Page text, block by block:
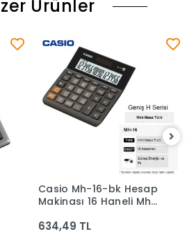
Ürünler
Sepete Ekle
Casio Mh-16-bk Hesap
Makinası 16 Haneli Mh-
634,49 TL